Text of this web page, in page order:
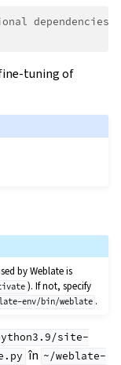
dependencies
tuning of
by Weblate is
). If not, specify
env/bin/weblate .
site-
în ~/weblate-